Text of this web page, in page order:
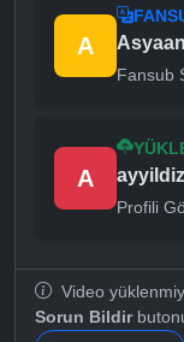
A
Fansub
A
Profili
Video
Sorun Bildir